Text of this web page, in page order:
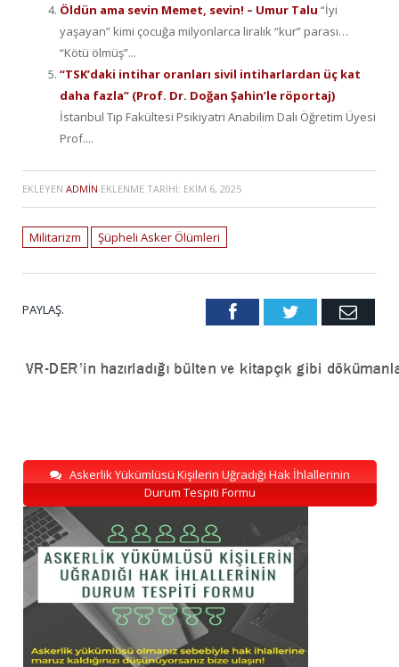
Öldün ama sevin Memet, sevin! – Umur Talu “İyi
yaşayan” kimi çocuğa milyonlarca liralık “kur” parası…
“Kötü ölmüş”...
“TSK’daki intihar oranları sivil intiharlardan üç kat
daha fazla” (Prof. Dr. Doğan Şahin’le röportaj)
İstanbul Tıp Fakültesi Psikiyatri Anabilim Dalı Öğretim Üyesi
Prof....
EKLEYEN ADMIN EKLENME TARIHI: EKIM 6, 2025
Militarizm Şüpheli Asker Ölümleri
PAYLAŞ. FacebookTwitter Email
Askerlik Yükümlüsü Kişilerin Uğradığı Hak İhlallerinin
Durum Tespiti Formu